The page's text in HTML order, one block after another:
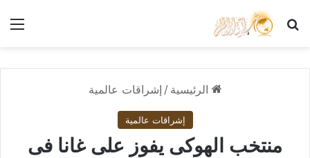
بحث عن
الرئيسية / إشراقات عالمية
إشراقات عالمية
منتخب الهوكى يفوز على غانا فى